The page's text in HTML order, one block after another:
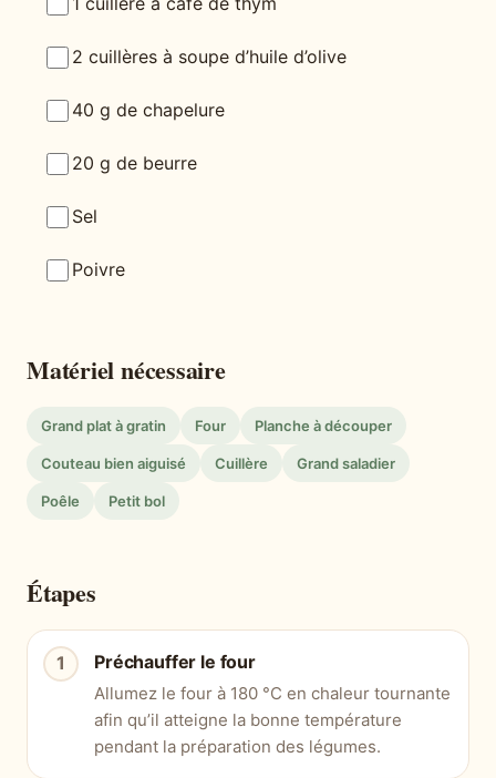
2 cuillères à soupe d’huile d’olive
40 g de chapelure
20 g de beurre
Sel
Poivre
Matériel nécessaire
Grand plat à gratin Four Planche à découper
Couteau bien aiguisé Cuillère Grand saladier
Poêle Petit bol
Étapes
Préchauffer le four
Allumez le four à 180 °C en chaleur tournante
afin qu’il atteigne la bonne température
pendant la préparation des légumes.